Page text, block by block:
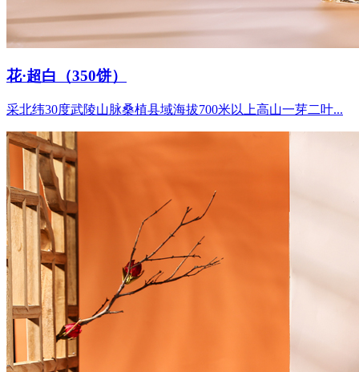
花·超白（350饼）
采北纬30度武陵山脉桑植县域海拔700米以上高山一芽二叶...